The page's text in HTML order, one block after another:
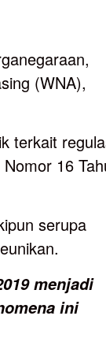
(WNA),
terkait
16
serupa
menjadi
ini